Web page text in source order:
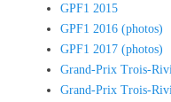
GPF1 2015
GPF1 2016 (photos)
GPF1 2017 (photos)
Grand-Prix Trois-
Grand-Prix Trois-